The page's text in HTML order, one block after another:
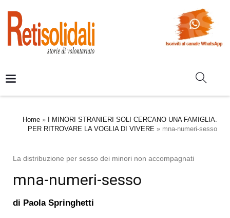
Home »
I MINORI STRANIERI SOLI CERCANO UNA FAMIGLIA.
PER RITROVARE LA VOGLIA DI VIVERE » mna-numeri-sesso
La distribuzione per sesso dei minori non accompagnati
mna-numeri-sesso
di Paola Springhetti